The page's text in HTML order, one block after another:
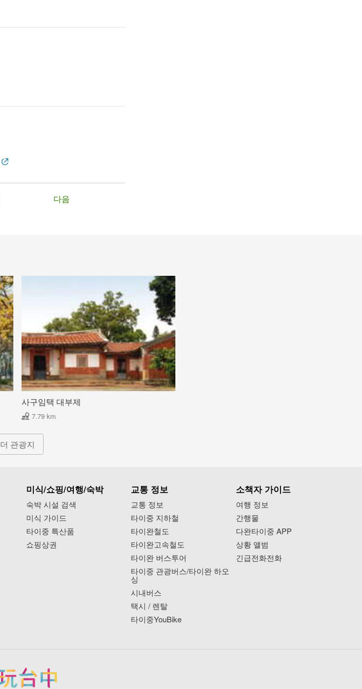
다음
사구임택 대부제
7.79 km
더 관광지
미식/쇼핑/여행/숙박
숙박 시설 검색
미식 가이드
타이중 특산품
쇼핑상권
교통 정보
교통 정보
타이중 지하철
타이완철도
타이완고속철도
타이완 버스투어
타이중 관광버스/타이완 하오
싱
시내버스
택시 / 렌탈
타이중YouBike
소책자 가이드
여행 정보
간행물
다완타이중 APP
상황 앨범
긴급전화전화